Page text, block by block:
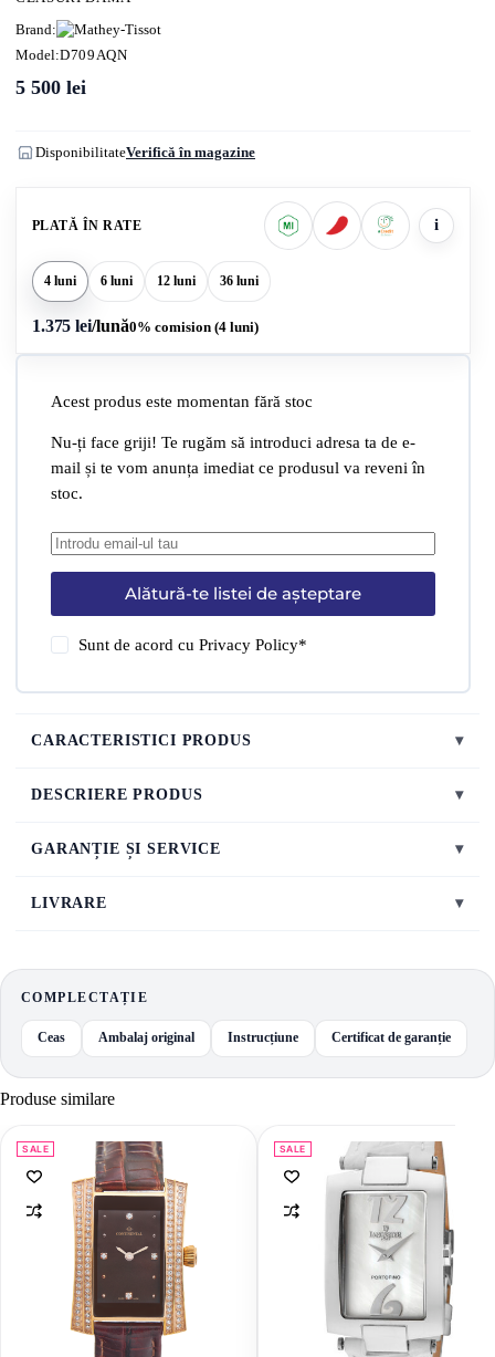
Brand:
Model:D709AQN
5 500 lei
DisponibilitateVerifică în magazine
PLATĂ ÎN RATE i
4 luni 6 luni 12 luni 36 luni
1.375 lei/lună0% comision (4 luni)
Acest produs este momentan fără stoc
Nu-ți face griji! Te rugăm să introduci adresa ta de e-
mail și te vom anunța imediat ce produsul va reveni în
stoc.
Alătură-te listei de așteptare
Sunt de acord cuPrivacy Policy*
CARACTERISTICI PRODUS ▾
DESCRIERE PRODUS ▾
GARANȚIE ȘI SERVICE ▾
LIVRARE ▾
COMPLECTAȚIE
Ceas Ambalaj original Instrucțiune Certificat de garanție
Produse similare
SALE SALE